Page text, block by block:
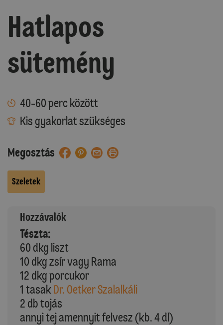
Hatlapos
sütemény
40-60 perc között
Kis gyakorlat szükséges
Megosztás
Szeletek
Hozzávalók
Tészta:
60 dkg liszt
10 dkg zsír vagy Rama
12 dkg porcukor
1 tasak Dr. Oetker Szalalkáli
2 db tojás
annyi tej amennyit felvesz (kb. 4 dl)